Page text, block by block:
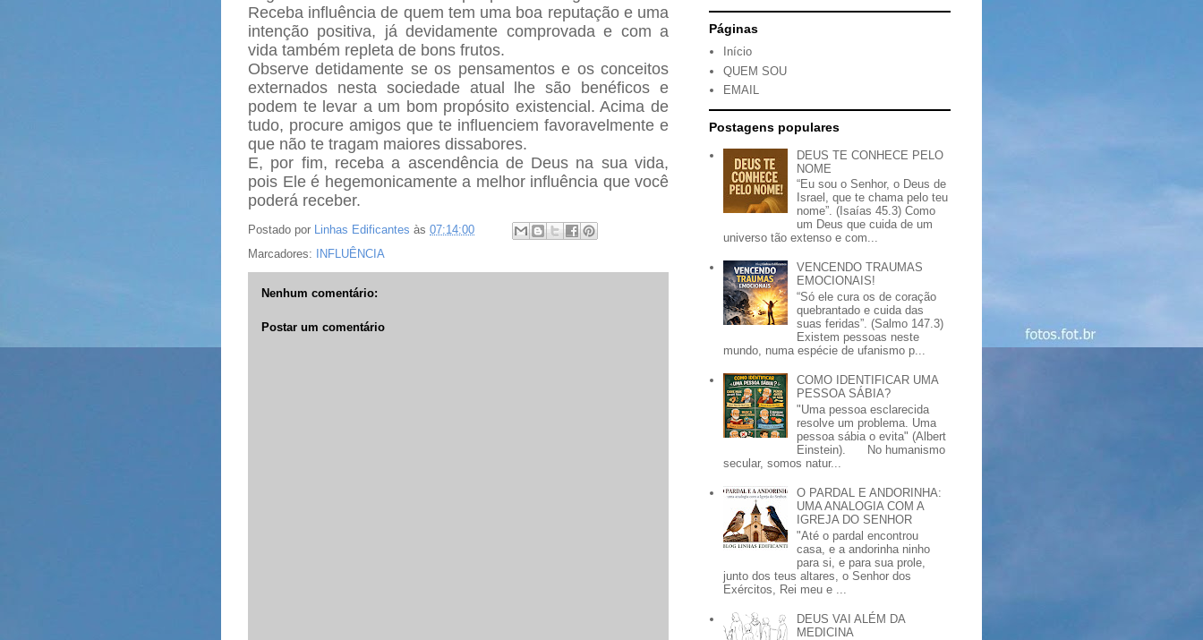
Receba influência de quem tem uma boa reputação e uma
intenção positiva, já devidamente comprovada e com a
vida também repleta de bons frutos.
Observe detidamente se os pensamentos e os conceitos
externados nesta sociedade atual lhe são benéficos e
podem te levar a um bom propósito existencial. Acima de
tudo, procure amigos que te influenciem favoravelmente e
que não te tragam maiores dissabores.
E, por fim, receba a ascendência de Deus na sua vida,
pois Ele é hegemonicamente a melhor influência que você
poderá receber.
Postado por Linhas Edificantes às 07:14:00
Marcadores:
INFLUÊNCIA
Nenhum comentário:
Postar um comentário
Páginas
Início
QUEM SOU
EMAIL
Postagens populares
DEUS TE CONHECE PELO
NOME
“Eu sou o Senhor, o Deus de
Israel, que te chama pelo teu
nome”. (Isaías 45.3) Como
um Deus que cuida de um
universo tão extenso e com...
VENCENDO TRAUMAS
EMOCIONAIS!
“Só ele cura os de coração
quebrantado e cuida das
suas feridas”. (Salmo 147.3)
Existem pessoas neste
mundo, numa espécie de ufanismo p...
COMO IDENTIFICAR UMA
PESSOA SÁBIA?
"Uma pessoa esclarecida
resolve um problema. Uma
pessoa sábia o evita" (Albert
Einstein). No humanismo
secular, somos natur...
O PARDAL E ANDORINHA:
UMA ANALOGIA COM A
IGREJA DO SENHOR
"Até o pardal encontrou
casa, e a andorinha ninho
para si, e para sua prole,
junto dos teus altares, o Senhor dos
Exércitos, Rei meu e ...
DEUS VAI ALÉM DA
MEDICINA